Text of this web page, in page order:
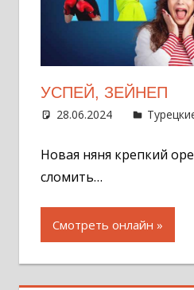
УСПЕЙ, ЗЕЙНЕП
28.06.2024
Новая няня крепкий
сломить…
Смотреть онлайн